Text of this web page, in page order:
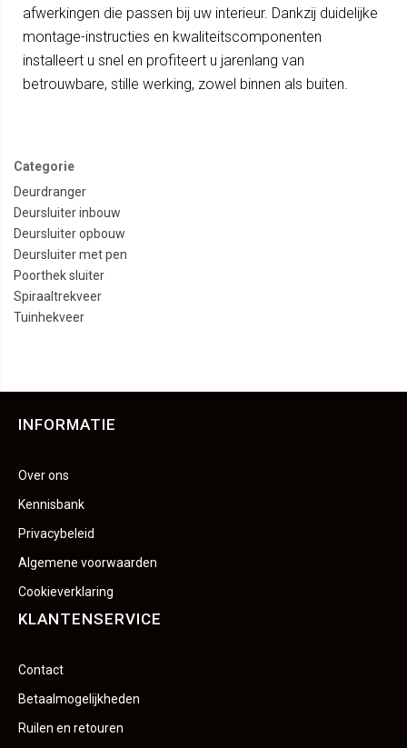
afwerkingen die passen bij uw interieur. Dankzij duidelijke
montage-instructies en kwaliteitscomponenten
installeert u snel en profiteert u jarenlang van
betrouwbare, stille werking, zowel binnen als buiten.
Categorie
Deurdranger
Deursluiter inbouw
Deursluiter opbouw
Deursluiter met pen
Poorthek sluiter
Spiraaltrekveer
Tuinhekveer
INFORMATIE
Over ons
Kennisbank
Privacybeleid
Algemene voorwaarden
Cookieverklaring
KLANTENSERVICE
Contact
Betaalmogelijkheden
Ruilen en retouren